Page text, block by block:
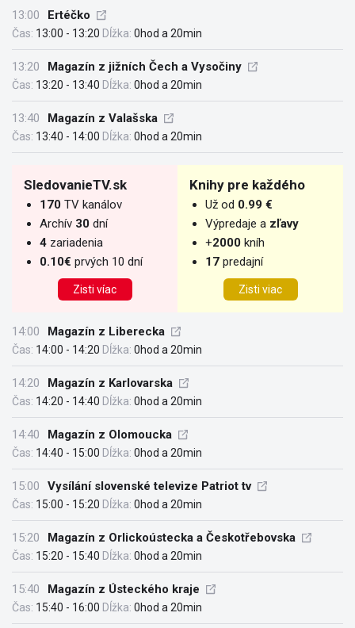
13:00 Ertéčko
Čas: 13:00 - 13:20 Dĺžka: 0hod a 20min
13:20 Magazín z jižních Čech a Vysočiny
Čas: 13:20 - 13:40 Dĺžka: 0hod a 20min
13:40 Magazín z Valašska
Čas: 13:40 - 14:00 Dĺžka: 0hod a 20min
SledovanieTV.sk
170 TV kanálov
Archív 30 dní
4 zariadenia
0.10€ prvých 10 dní
Zisti víac
Knihy pre každého
Už od 0.99 €
Výpredaje a zľavy
+2000 kníh
17 predajní
Zisti viac
14:00 Magazín z Liberecka
Čas: 14:00 - 14:20 Dĺžka: 0hod a 20min
14:20 Magazín z Karlovarska
Čas: 14:20 - 14:40 Dĺžka: 0hod a 20min
14:40 Magazín z Olomoucka
Čas: 14:40 - 15:00 Dĺžka: 0hod a 20min
15:00 Vysílání slovenské televize Patriot tv
Čas: 15:00 - 15:20 Dĺžka: 0hod a 20min
15:20 Magazín z Orlickoústecka a Českotřebovska
Čas: 15:20 - 15:40 Dĺžka: 0hod a 20min
15:40 Magazín z Ústeckého kraje
Čas: 15:40 - 16:00 Dĺžka: 0hod a 20min